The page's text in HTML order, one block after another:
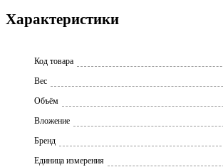
Характеристики
Код товара
Вес
Объём
Вложение
Бренд
Единица измерения